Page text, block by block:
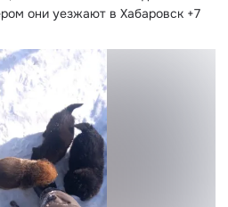
они уезжают в Хабаровск +7